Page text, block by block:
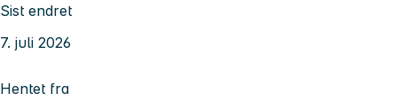
Sist endret
7. juli 2026
Hentet fra